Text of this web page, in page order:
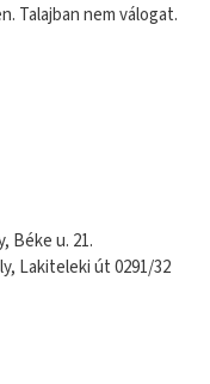
Talajban nem válogat.
Béke u. 21.
Lakiteleki út 0291/32